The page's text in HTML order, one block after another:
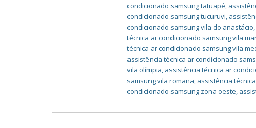
condicionado samsung tatuapé,
condicionado samsung tucuruvi,
condicionado samsung vila do anastácio,
técnica ar condicionado samsung vila
técnica ar condicionado samsung vila
assistência técnica ar condicionado
vila olímpia, assistência técnica ar
samsung vila romana, assistência
condicionado samsung zona oeste,